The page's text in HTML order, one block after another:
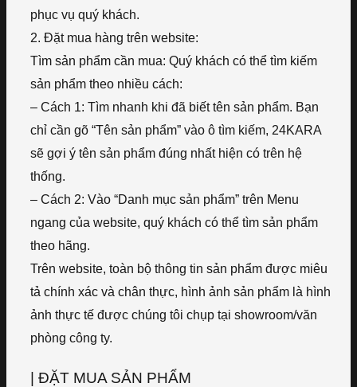
phục vụ quý khách.
2. Đặt mua hàng trên website:
Tìm sản phẩm cần mua: Quý khách có thể tìm kiếm
sản phẩm theo nhiều cách:
– Cách 1: Tìm nhanh khi đã biết tên sản phẩm. Bạn
chỉ cần gõ “Tên sản phẩm” vào ô tìm kiếm, 24KARA
sẽ gợi ý tên sản phẩm đúng nhất hiện có trên hệ
thống.
– Cách 2: Vào “Danh mục sản phẩm” trên Menu
ngang của website, quý khách có thể tìm sản phẩm
theo hãng.
Trên website, toàn bộ thông tin sản phẩm được miêu
tả chính xác và chân thực, hình ảnh sản phẩm là hình
ảnh thực tế được chúng tôi chụp tại showroom/văn
phòng công ty.
| ĐẶT MUA SẢN PHẨM